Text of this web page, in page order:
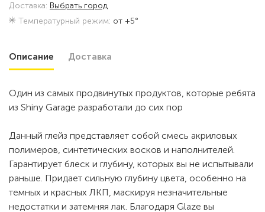
Доставка: Выбрать город
Температурный режим: от +5°
Описание Доставка
Один из самых продвинутых продуктов, которые ребята
из Shiny Garage разработали до сих пор
Данный глейз представляет собой смесь акриловых
полимеров, синтетических восков и наполнителей.
Гарантирует блеск и глубину, которых вы не испытывали
раньше. Придает сильную глубину цвета, особенно на
темных и красных ЛКП, маскируя незначительные
недостатки и затемняя лак. Благодаря Glaze вы